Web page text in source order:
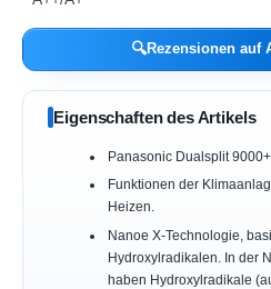
🔍Rezensionen auf
Eigenschaften des Artikels
Panasonic Dualsplit
Funktionen der
Heizen.
Nanoe X-Technologie,
Hydroxylradikalen. In der
haben Hydroxylradikale